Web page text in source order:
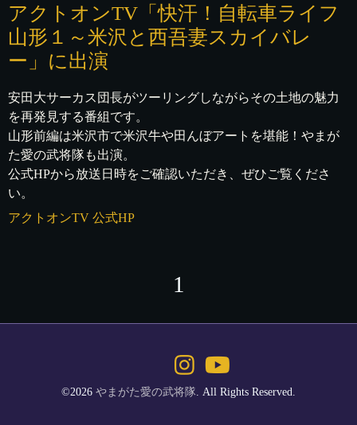
アクトオンTV「快汗！自転車ライフ
山形１～米沢と西吾妻スカイバレ
ー」に出演
安田大サーカス団長がツーリングしながらその土地の魅力
を再発見する番組です。
山形前編は米沢市で米沢牛や田んぼアートを堪能！やまが
た愛の武将隊も出演。
公式HPから放送日時をご確認いただき、ぜひご覧くださ
い。
アクトオンTV 公式HP
1
©2026 やまがた愛の武将隊. All Rights Reserved.